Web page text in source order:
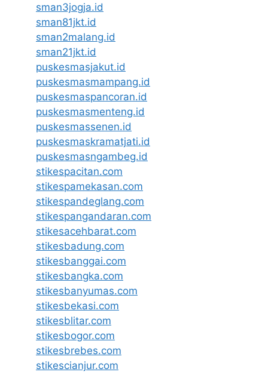
sman3jogja.id
sman81jkt.id
sman2malang.id
sman21jkt.id
puskesmasjakut.id
puskesmasmampang.id
puskesmaspancoran.id
puskesmasmenteng.id
puskesmassenen.id
puskesmaskramatjati.id
puskesmasngambeg.id
stikespacitan.com
stikespamekasan.com
stikespandeglang.com
stikespangandaran.com
stikesacehbarat.com
stikesbadung.com
stikesbanggai.com
stikesbangka.com
stikesbanyumas.com
stikesbekasi.com
stikesblitar.com
stikesbogor.com
stikesbrebes.com
stikescianjur.com